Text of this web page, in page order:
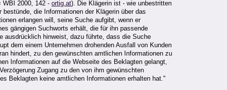
WBI 2000, 142 - ortig.at). Die Klägerin ist - wie unbestritten
die Informationen der Klägerin über das
erlangen will, seine Suche aufgibt, wenn er
gängigen Suchworts erhält, die für ihn passende
ausdrücklich hinweist, dazu führte, dass die Suche
dem einem Unternehmen drohenden Ausfall von Kunden
hindert, zu den gewünschten amtlichen Informationen zu
Informationen auf die Webseite des Beklagten gelangt,
Zugang zu den von ihm gewünschten
Beklagten keine amtlichen Informationen erhalten hat."